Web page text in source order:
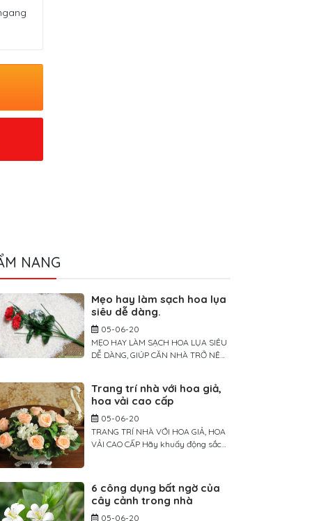
NANG
Mẹo hay làm sạch hoa lụa
siêu dễ dàng.
05-06-20
MẸO HAY LÀM SẠCH HOA LỤA SIÊU
DỄ DÀNG, GIÚP CĂN NHÀ TRỞ NÊN
thời gian, hoa lụa cũng cần được lau
chùi để trông luôn sống động và tươi
mới. Để làm sạch sâu, bạn có thể
rửa hoa bằng nước hoặc […]
Trang trí nhà với hoa giả,
hoa vải cao cấp
05-06-20
TRANG TRÍ NHÀ VỚI HOA GIẢ, HOA
VẢI CAO CẤP Hãy khuấy động sắc
Trang trí không gian sống nhà mình
với nhiều màu sắc hoa yêu kiều
không phải là điều mới mẻ. Tuy
6 công dụng bất ngờ của
cây cảnh trong nhà
05-06-20